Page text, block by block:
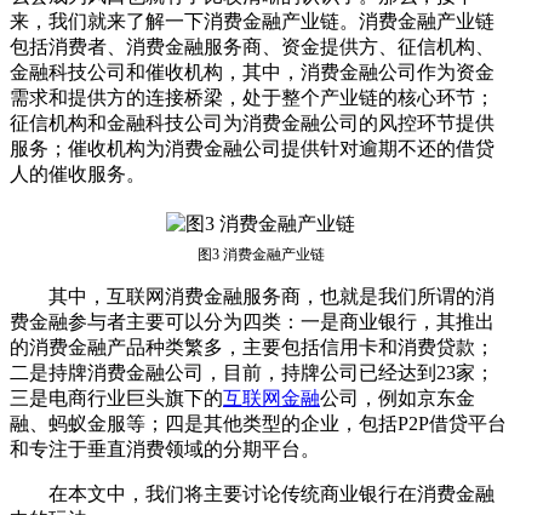
来，我们就来了解一下消费金融产业链。消费金融产业链
包括消费者、消费金融服务商、资金提供方、征信机构、
金融科技公司和催收机构，其中，消费金融公司作为资金
需求和提供方的连接桥梁，处于整个产业链的核心环节；
征信机构和金融科技公司为消费金融公司的风控环节提供
服务；催收机构为消费金融公司提供针对逾期不还的借贷
人的催收服务。
图3 消费金融产业链
其中，互联网消费金融服务商，也就是我们所谓的消
费金融参与者主要可以分为四类：一是商业银行，其推出
的消费金融产品种类繁多，主要包括信用卡和消费贷款；
二是持牌消费金融公司，目前，持牌公司已经达到23家；
三是电商行业巨头旗下的互联网金融公司，例如京东金
融、蚂蚁金服等；四是其他类型的企业，包括P2P借贷平台
和专注于垂直消费领域的分期平台。
在本文中，我们将主要讨论传统商业银行在消费金融